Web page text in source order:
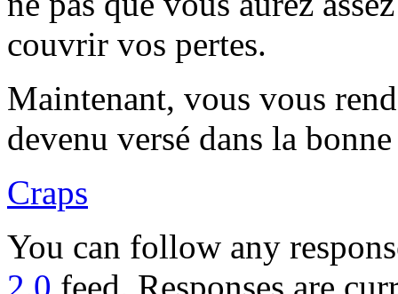
couvrir vos pertes.
Maintenant, vous vous
devenu versé dans la
Craps
You can follow any
2.0 feed. Responses are